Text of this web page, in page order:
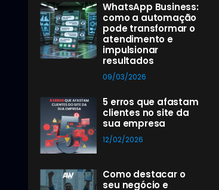
WhatsApp Business:
como a automação
pode transformar o
atendimento e
impulsionar
resultados
09/03/2026
5 erros que afastam
clientes no site da
sua empresa
12/02/2026
Como destacar o
seu negócio e